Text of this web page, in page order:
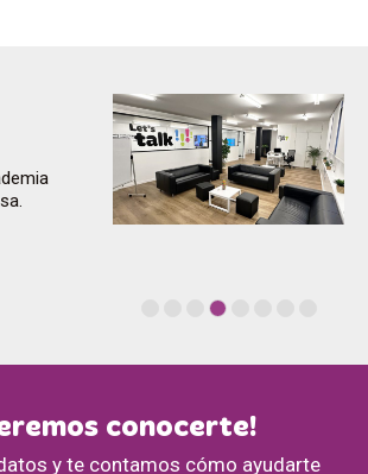
conocerte!
y te contamos cómo ayudarte